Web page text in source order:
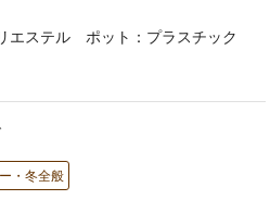
エステル ポット：プラスチック
・冬全般